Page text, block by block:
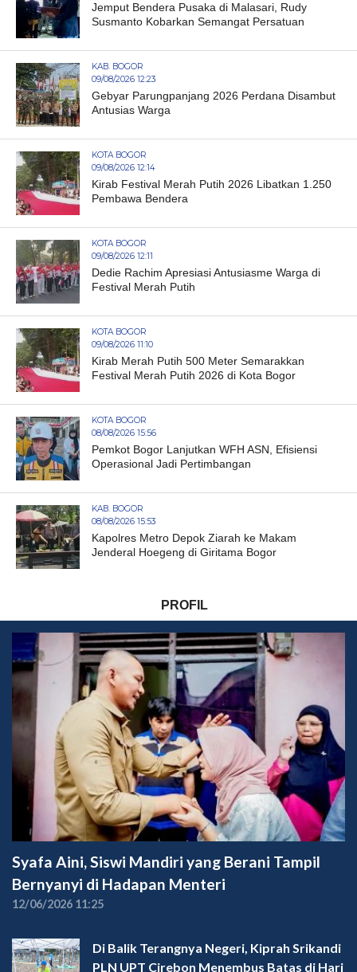
Jemput Bendera Pusaka di Malasari, Rudy
Susmanto Kobarkan Semangat Persatuan
KAB. BOGOR
09/08/2026 12:23
Gebyar Parungpanjang 2026 Perdana Disambut
Antusias Warga
KOTA BOGOR
09/08/2026 12:14
Kirab Festival Merah Putih 2026 Libatkan 1.250
Pembawa Bendera
KOTA BOGOR
09/08/2026 12:11
Dedie Rachim Apresiasi Antusiasme Warga di
Festival Merah Putih
KOTA BOGOR
09/08/2026 11:10
Kirab Merah Putih 500 Meter Semarakkan
Festival Merah Putih 2026 di Kota Bogor
KOTA BOGOR
08/08/2026 15:56
Pemkot Bogor Lanjutkan WFH ASN, Efisiensi
Operasional Jadi Pertimbangan
KAB. BOGOR
08/08/2026 15:53
Kapolres Metro Depok Ziarah ke Makam
Jenderal Hoegeng di Giritama Bogor
PROFIL
Syafa Aini, Siswi Mandiri yang Berani Tampil
Bernyanyi di Hadapan Menteri
12/06/2026 11:25
Di Balik Terangnya Negeri, Kiprah Srikandi
PLN UPT Cirebon Menembus Batas di Hari